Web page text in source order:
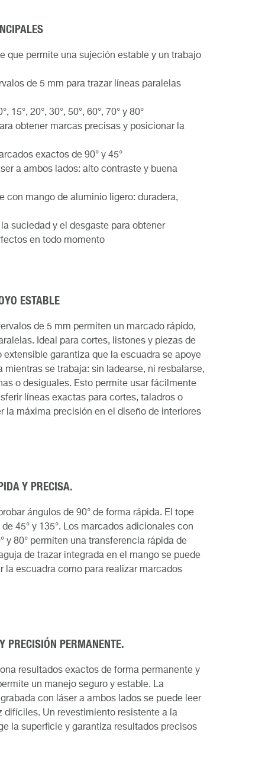
que permite una sujeción estable y un trabajo
de 5 mm para trazar líneas paralelas
15°, 20°, 30°, 50°, 60°, 70° y 80°
obtener marcas precisas y posicionar la
exactos de 90° y 45°
a ambos lados: alto contraste y buena
con mango de aluminio ligero: duradera,
suciedad y el desgaste para obtener
en todo momento
ESTABLE
de 5 mm permiten un marcado rápido,
Ideal para cortes, listones y piezas de
extensible garantiza que la escuadra se apoye
se trabaja: sin ladearse, ni resbalarse,
o desiguales. Esto permite usar fácilmente
líneas exactas para cortes, taladros o
la máxima precisión en el diseño de interiores
Y PRECISA.
ángulos de 90° de forma rápida. El tope
45° y 135°. Los marcados adicionales con
y 80° permiten una transferencia rápida de
de trazar integrada en el mango se puede
la escuadra como para realizar marcados
PRECISIÓN PERMANENTE.
resultados exactos de forma permanente y
un manejo seguro y estable. La
con láser a ambos lados se puede leer
difíciles. Un revestimiento resistente a la
la superficie y garantiza resultados precisos